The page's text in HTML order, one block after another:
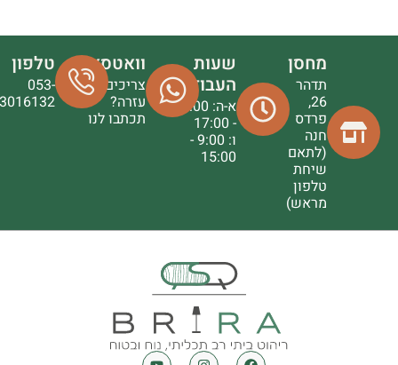
מחסן
תדהר
26,
פרדס
חנה
(לתאם
שיחת
טלפון
מראש)
שעות
העבודה
א-ה: 9:00
- 17:00
ו: 9:00 -
15:00
וואטסאפ
צריכים
עזרה?
תכתבו לנו
טלפון
053-
3016132